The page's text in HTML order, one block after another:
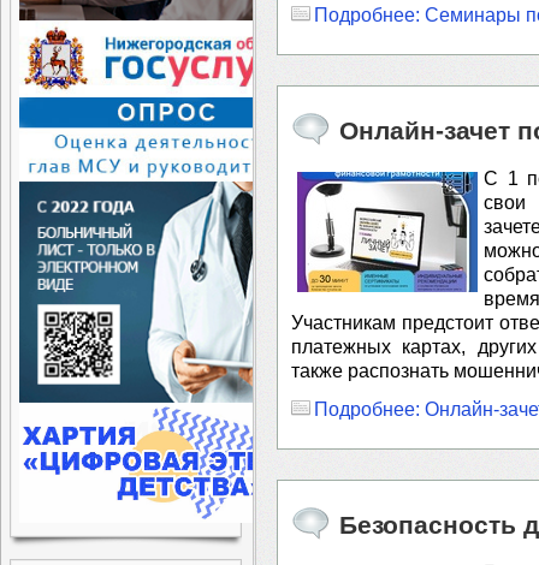
Подробнее: Семинары
Онлайн-зачет
С 1
свои
⁣Участникам предстоит
платежных картах,
также распознать
Подробнее: Онлайн-
Безопасность